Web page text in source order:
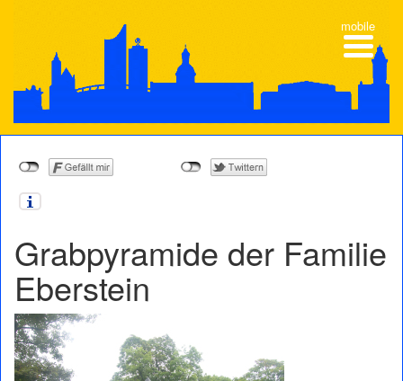
Grab­py­ra­mide der Fami­lie
Eberstein
mobile